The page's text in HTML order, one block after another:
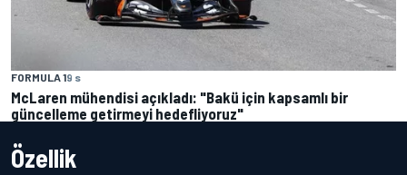
FORMULA 19 s
McLaren mühendisi açıkladı: "Bakü için kapsamlı bir
güncelleme getirmeyi hedefliyoruz"
Özellik